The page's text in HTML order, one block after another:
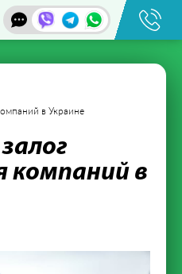
в Украине
компаний в